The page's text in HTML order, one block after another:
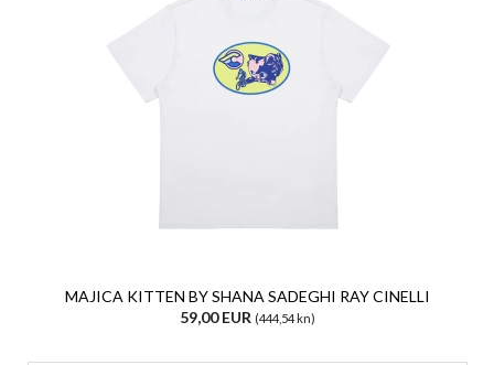
MAJICA KITTEN BY SHANA SADEGHI RAY CINELLI
59,00 EUR (444,54 kn)